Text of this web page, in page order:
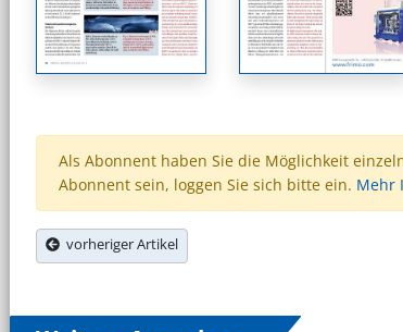
Als Abonnent haben Sie die Möglichkeit
Abonnent sein, loggen Sie sich bitte ein. Mehr
vorheriger Artikel